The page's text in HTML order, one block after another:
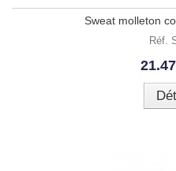
Sweat molleton
Réf.